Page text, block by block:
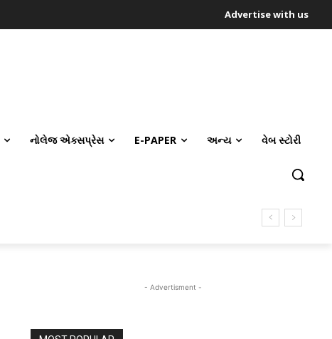
Advertise with us
નોલેજ એક્સપ્રેસ E-PAPER અન્ય વેબ સ્ટોરી
- Advertisment -